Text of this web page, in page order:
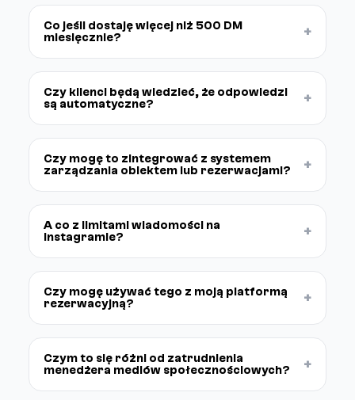
Co jeśli dostaję więcej niż 500 DM
miesięcznie?
+
Czy klienci będą wiedzieć, że odpowiedzi
są automatyczne?
+
Czy mogę to zintegrować z systemem
zarządzania obiektem lub rezerwacjami?
+
A co z limitami wiadomości na
Instagramie?
+
Czy mogę używać tego z moją platformą
rezerwacyjną?
+
Czym to się różni od zatrudnienia
menedżera mediów społecznościowych?
+